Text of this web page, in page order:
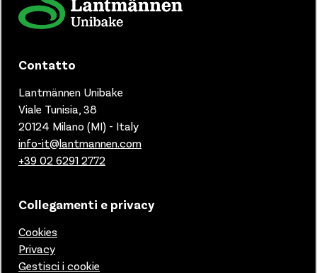
Contatto
Lantmännen Unibake
Viale Tunisia, 38
20124 Milano (MI) - Italy
info-it@lantmannen.com
+39 02 6291 2772
Collegamenti e privacy
Cookies
Privacy
Gestisci i cookie